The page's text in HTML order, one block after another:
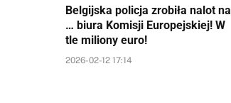
Belgijska policja zrobiła nalot na
… biura Komisji Europejskiej! W
tle miliony euro!
2026-02-12 17:14